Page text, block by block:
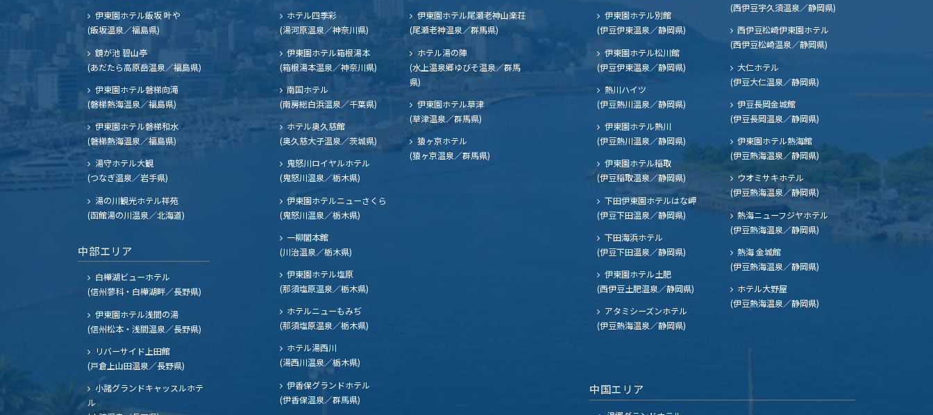
伊東園ホテル飯坂 叶や
(飯坂温泉／福島県)
鏡が池 碧山亭
(あだたら高原岳温泉／福島県)
伊東園ホテル磐梯向滝
(磐梯熱海温泉／福島県)
伊東園ホテル磐梯和水
(磐梯熱海温泉／福島県)
湯守ホテル大観
(つなぎ温泉／岩手県)
湯の川観光ホテル祥苑
(函館湯の川温泉／北海道)
中部エリア
白樺湖ビューホテル
(信州蓼科・白樺湖畔／長野県)
伊東園ホテル浅間の湯
(信州松本・浅間温泉／長野県)
リバーサイド上田館
(戸倉上山田温泉／長野県)
小諸グランドキャッスルホテ
ル
ホテル四季彩
(湯河原温泉／神奈川県)
伊東園ホテル箱根湯本
(箱根湯本温泉／神奈川県)
南国ホテル
(南房総白浜温泉／千葉県)
ホテル奥久慈館
(奥久慈大子温泉／茨城県)
鬼怒川ロイヤルホテル
(鬼怒川温泉／栃木県)
伊東園ホテルニューさくら
(鬼怒川温泉／栃木県)
一柳閣本館
(川治温泉／栃木県)
伊東園ホテル塩原
(那須塩原温泉／栃木県)
ホテルニューもみぢ
(那須塩原温泉／栃木県)
ホテル湯西川
(湯西川温泉／栃木県)
伊香保グランドホテル
(伊香保温泉／群馬県)
伊東園ホテル尾瀬老神山楽荘
(尾瀬老神温泉／群馬県)
ホテル湯の陣
(水上温泉郷ゆびそ温泉／群馬
県)
伊東園ホテル草津
(草津温泉／群馬県)
猿ヶ京ホテル
(猿ヶ京温泉／群馬県)
伊東園ホテル別館
(伊豆伊東温泉／静岡県)
伊東園ホテル松川館
(伊豆伊東温泉／静岡県)
熱川ハイツ
(伊豆熱川温泉／静岡県)
伊東園ホテル熱川
(伊豆熱川温泉／静岡県)
伊東園ホテル稲取
(伊豆稲取温泉／静岡県)
下田伊東園ホテルはな岬
(伊豆下田温泉／静岡県)
下田海浜ホテル
(伊豆下田温泉／静岡県)
伊東園ホテル土肥
(西伊豆土肥温泉／静岡県)
(西伊豆宇久須温泉／静岡県)
西伊豆松崎伊東園ホテル
(西伊豆松崎温泉／静岡県)
大仁ホテル
(伊豆大仁温泉／静岡県)
伊豆長岡金城館
(伊豆長岡温泉／静岡県)
伊東園ホテル熱海館
(伊豆熱海温泉／静岡県)
ウオミサキホテル
(伊豆熱海温泉／静岡県)
熱海ニューフジヤホテル
(伊豆熱海温泉／静岡県)
熱海 金城館
(伊豆熱海温泉／静岡県)
ホテル大野屋
(伊豆熱海温泉／静岡県)
アタミシーズンホテル
(伊豆熱海温泉／静岡県)
中国エリア